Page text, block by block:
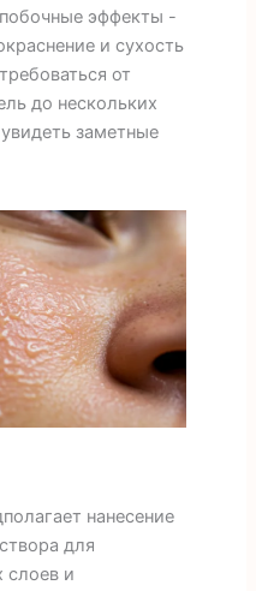
эффекты -
и сухость
от
до нескольких
заметные
нанесение
для
слоев и